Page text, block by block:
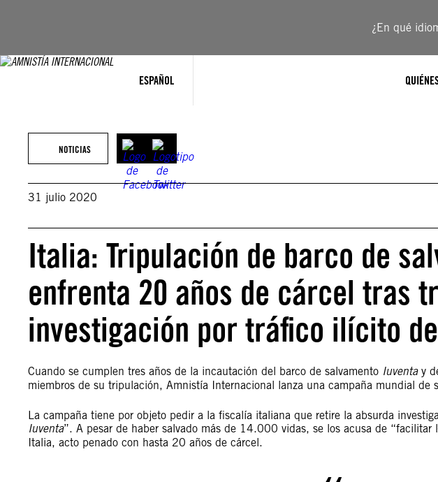
¿En qué
ESPAÑOL
NOTICIAS
31 julio 2020
Italia: Tripulación de barco de
enfrenta 20 años de cárcel tras
investigación por tráfico ilícito
Cuando se cumplen tres años de la incautación del barco de salvamento Iuventay
miembros de su tripulación, Amnistía Internacional lanza una campaña mundial de
La campaña tiene por objeto pedir a la fiscalía italiana que retire la absurda
Iuventa”. A pesar de haber salvado más de 14.000 vidas, se los acusa de “facilitar
Italia, acto penado con hasta 20 años de cárcel.